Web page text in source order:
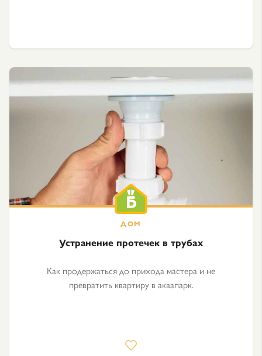
Устранение протечек в трубах
Как продержаться до прихода мастера и не
превратить квартиру в аквапарк.